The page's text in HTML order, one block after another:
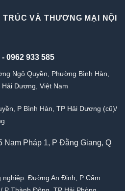
VÀ THƯƠNG MẠI NỘI
- 0962 933 585
Ngô Quyền, Phường Bình Hàn,
Dương, Việt Nam
P Bình Hàn, TP Hải Dương (cũ)/
Nam Pháp 1, P Đằng Giang, Q
nghiệp: Đường An Định, P Cẩm